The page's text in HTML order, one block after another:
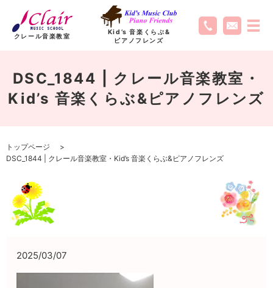
クレール音楽教室
Kid’s 音楽くらぶ&
ピアノフレンズ
DSC_1844 | クレール音楽教室・
Kid’s 音楽くらぶ&ピアノフレンズ
トップページ
DSC_1844 | クレール音楽教室・Kid’s 音楽くらぶ&ピアノフレンズ
2025/03/07